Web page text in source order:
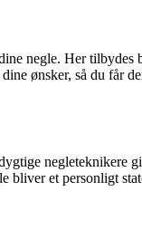
negle. Her
ønsker, så du får
negleteknikere
bliver et personligt